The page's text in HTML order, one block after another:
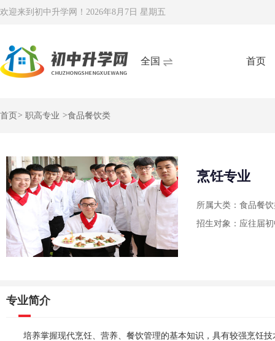
欢迎来到初中升学网！ 2026年8月7日 星期五
全国 首页
首页 > 职高专业 >食品餐饮类
烹饪专业
所属大类：食品餐
招生对象：应往届
专业简介
培养掌握现代烹饪、营养、餐饮管理的基本知识，具有较强烹饪